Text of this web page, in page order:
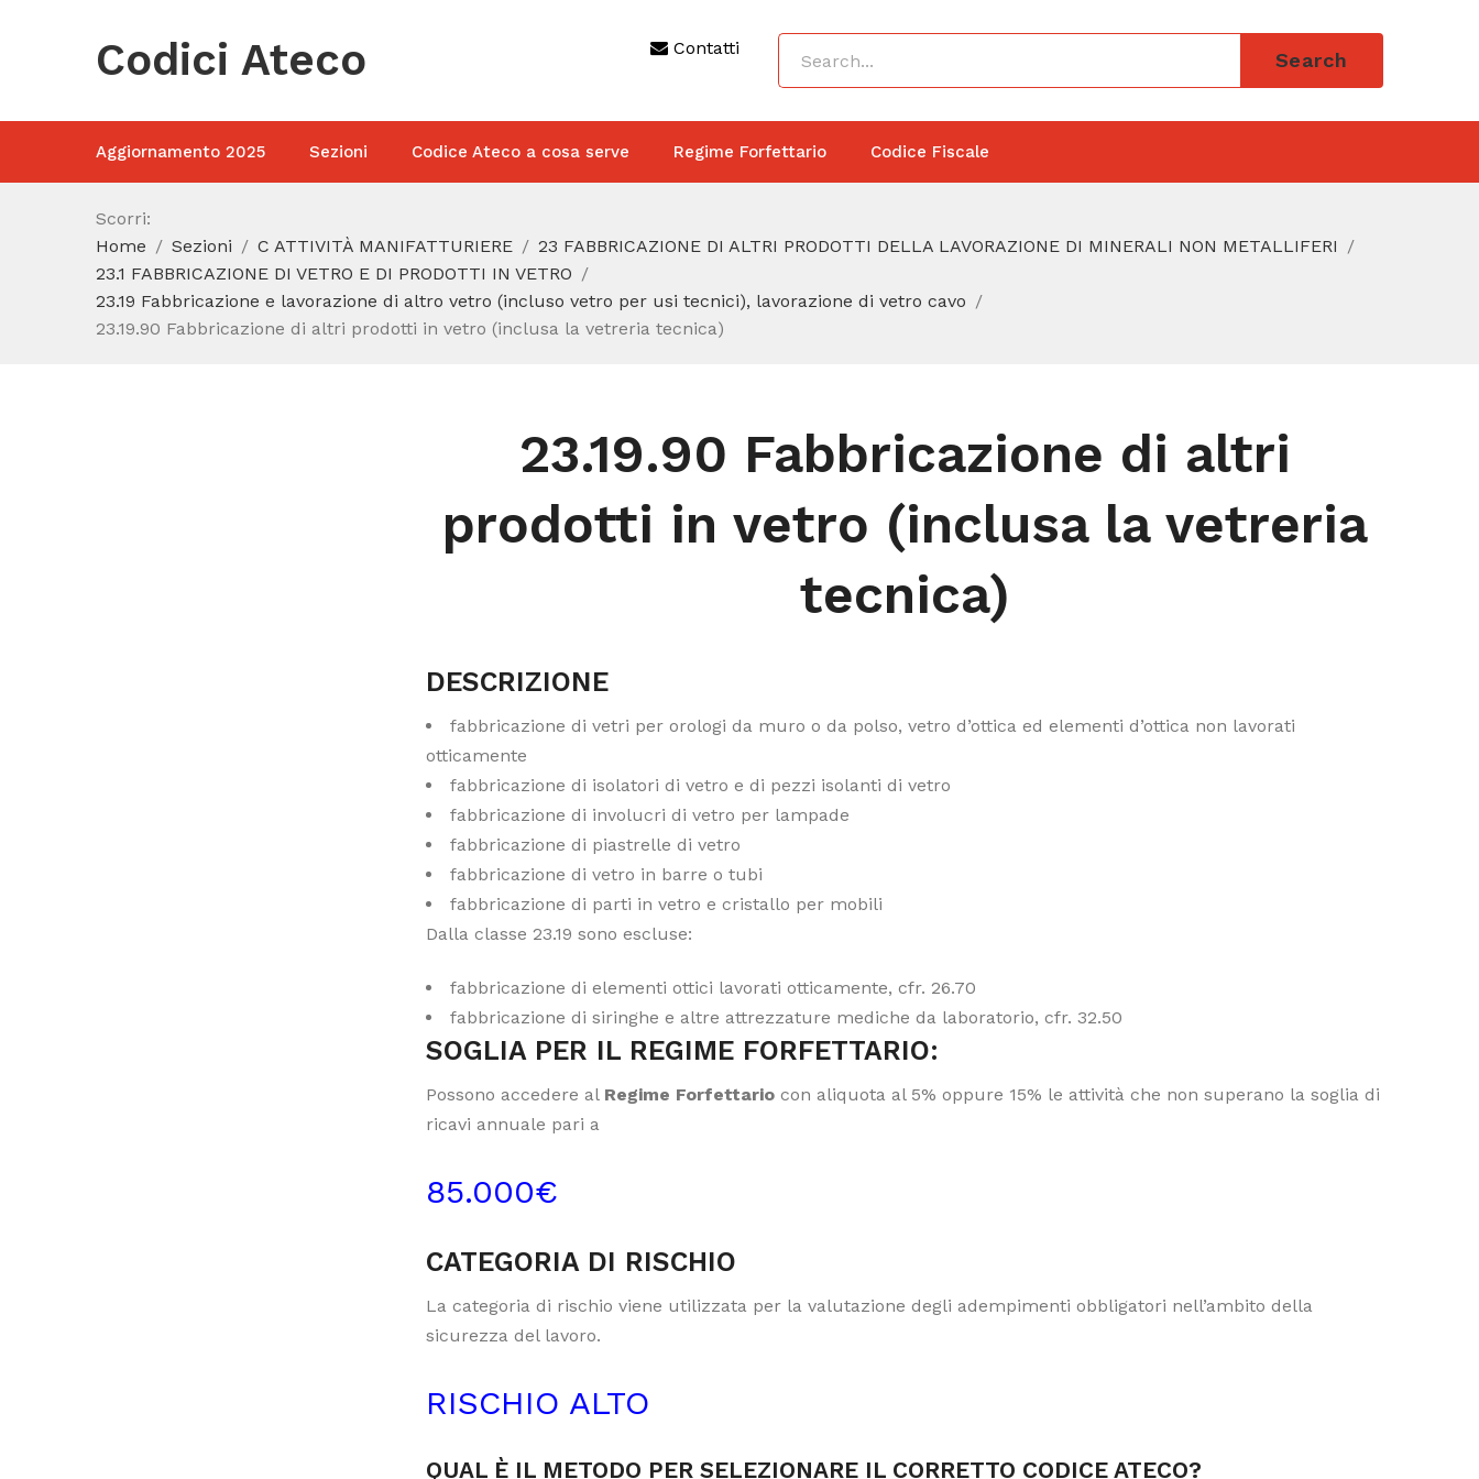
Codici Ateco Contatti
Search
Aggiornamento 2025 Sezioni Codice Ateco a cosa serve Regime Forfettario Codice Fiscale
Scorri:
Home
Sezioni C ATTIVITÀ MANIFATTURIERE
23 FABBRICAZIONE DI ALTRI PRODOTTI DELLA LAVORAZIONE DI MINERALI NON METALLIFERI
23.1 FABBRICAZIONE DI VETRO E DI PRODOTTI IN VETRO
23.19 Fabbricazione e lavorazione di altro vetro (incluso vetro per usi tecnici), lavorazione di vetro cavo
23.19.90 Fabbricazione di altri prodotti in vetro (inclusa la vetreria tecnica)
23.19.90 Fabbricazione di altri
prodotti in vetro (inclusa la vetreria
tecnica)
DESCRIZIONE
fabbricazione di vetri per orologi da muro o da polso, vetro d’ottica ed elementi d’ottica non lavorati
otticamente
fabbricazione di isolatori di vetro e di pezzi isolanti di vetro
fabbricazione di involucri di vetro per lampade
fabbricazione di piastrelle di vetro
fabbricazione di vetro in barre o tubi
fabbricazione di parti in vetro e cristallo per mobili
Dalla classe 23.19 sono escluse:
fabbricazione di elementi ottici lavorati otticamente, cfr. 26.70
fabbricazione di siringhe e altre attrezzature mediche da laboratorio, cfr. 32.50
SOGLIA PER IL REGIME FORFETTARIO:
Possono accedere al Regime Forfettario con aliquota al 5% oppure 15% le attività che non superano la soglia di
ricavi annuale pari a
85.000€
CATEGORIA DI RISCHIO
La categoria di rischio viene utilizzata per la valutazione degli adempimenti obbligatori nell’ambito della
sicurezza del lavoro.
RISCHIO ALTO
QUAL È IL METODO PER SELEZIONARE IL CORRETTO CODICE ATECO?